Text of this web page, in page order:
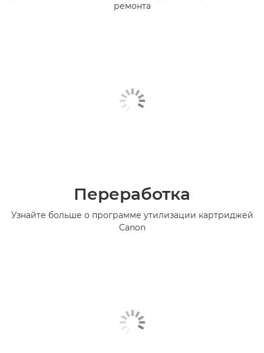
ремонта
Переработка
Узнайте больше о программе утилизации картриджей
Canon